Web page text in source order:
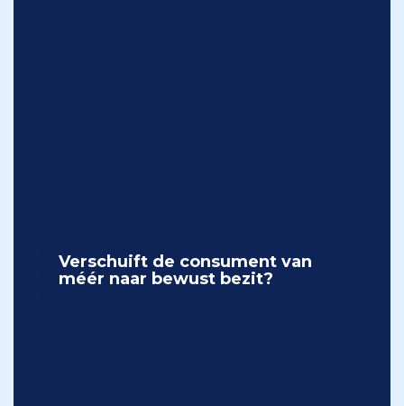
Verschuift de consument van
méér naar bewust bezit?